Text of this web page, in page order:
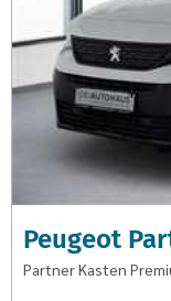
Peugeot
Partner Kasten